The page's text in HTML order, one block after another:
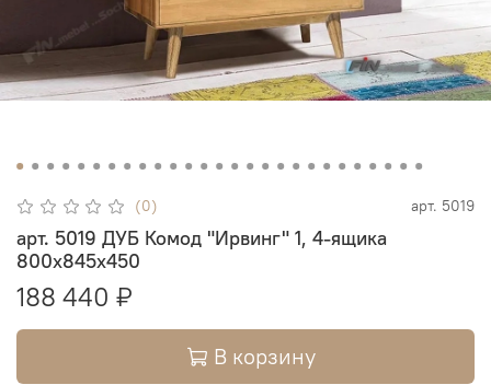
(0) арт. 5019
арт. 5019 ДУБ Комод "Ирвинг" 1, 4-ящика
800х845х450
188 440 ₽
В корзину